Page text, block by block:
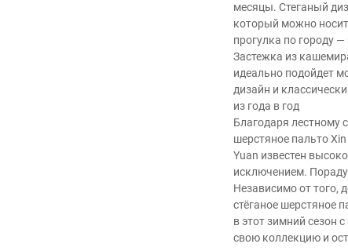
месяцы. Стеганый
который можно
прогулка по городу
Застежка из
идеально подойдет
дизайн и
из года в год
Благодаря лестному
шерстяное пальто
Yuan известен
исключением.
Независимо от того,
стёганое шерстяное
в этот зимний сезон
свою коллекцию и